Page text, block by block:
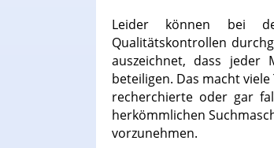
Leider können bei
Qualitätskontrollen
auszeichnet, dass
beteiligen. Das macht
recherchierte oder gar
herkömmlichen
vorzunehmen.